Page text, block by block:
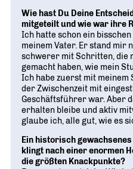
Wie hast Du Deine
mitgeteilt und wie war ihre
Ich hatte schon ein
meinem Vater. Er stand mir
schwerer mit Schritten, die
gemacht haben, wie mein
Ich habe zuerst mit meinem
der Zwischenzeit mit
Geschäftsführer war. Aber
erhalten bleibe und aktiv
glaube ich, alle gut, wie es
Ein historisch
klingt nach einer enormen
die größten Knackpunkte?